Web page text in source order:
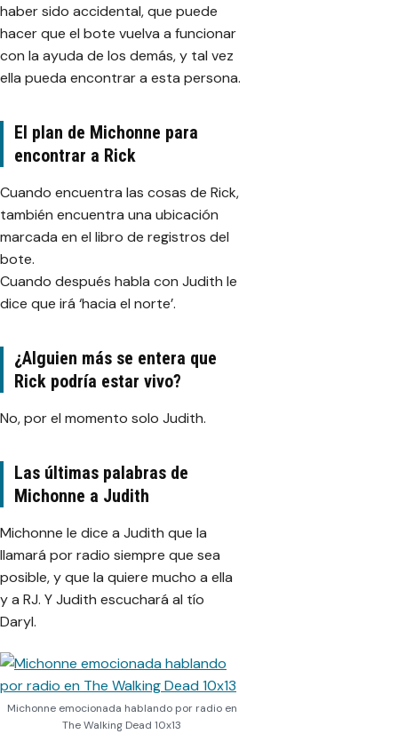
haber sido accidental, que puede
hacer que el bote vuelva a funcionar
con la ayuda de los demás, y tal vez
ella pueda encontrar a esta persona.
El plan de Michonne para
encontrar a Rick
Cuando encuentra las cosas de Rick,
también encuentra una ubicación
marcada en el libro de registros del
bote.
Cuando después habla con Judith le
dice que irá ‘hacia el norte’.
¿Alguien más se entera que
Rick podría estar vivo?
No, por el momento solo Judith.
Las últimas palabras de
Michonne a Judith
Michonne le dice a Judith que la
llamará por radio siempre que sea
posible, y que la quiere mucho a ella
y a RJ. Y Judith escuchará al tío
Daryl.
Michonne emocionada hablando por radio en
The Walking Dead 10x13